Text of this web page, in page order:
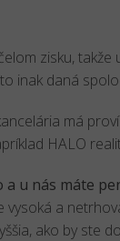
zisku,
inak daná
má
HALO
u nás máte
a
ako by ste